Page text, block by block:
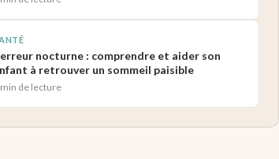
nocturne : comprendre et aider son
à retrouver un sommeil paisible
de lecture